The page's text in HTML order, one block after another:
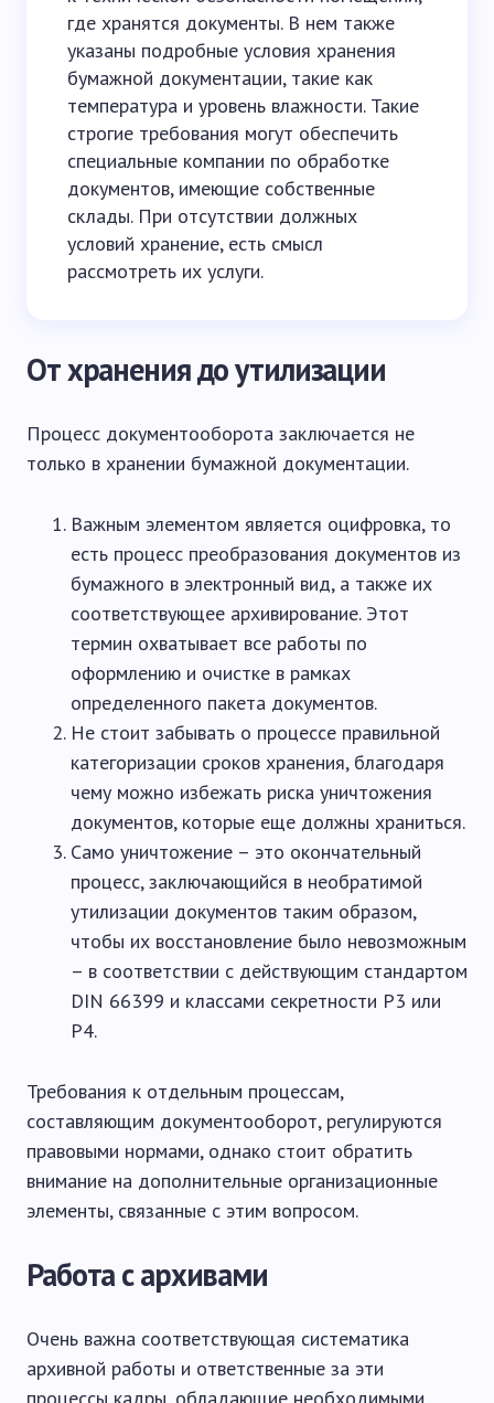
где хранятся документы. В нем также
указаны подробные условия хранения
бумажной документации, такие как
температура и уровень влажности. Такие
строгие требования могут обеспечить
специальные компании по обработке
документов, имеющие собственные
склады. При отсутствии должных
условий хранение, есть смысл
рассмотреть их услуги.
От хранения до утилизации
Процесс документооборота заключается не
только в хранении бумажной документации.
Важным элементом является оцифровка, то
есть процесс преобразования документов из
бумажного в электронный вид, а также их
соответствующее архивирование. Этот
термин охватывает все работы по
оформлению и очистке в рамках
определенного пакета документов.
Не стоит забывать о процессе правильной
категоризации сроков хранения, благодаря
чему можно избежать риска уничтожения
документов, которые еще должны храниться.
Само уничтожение – это окончательный
процесс, заключающийся в необратимой
утилизации документов таким образом,
чтобы их восстановление было невозможным
– в соответствии с действующим стандартом
DIN 66399 и классами секретности P3 или
P4.
Требования к отдельным процессам,
составляющим документооборот, регулируются
правовыми нормами, однако стоит обратить
внимание на дополнительные организационные
элементы, связанные с этим вопросом.
Работа с архивами
Очень важна соответствующая систематика
архивной работы и ответственные за эти